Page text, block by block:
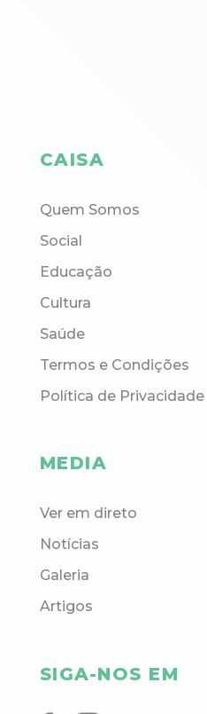
CAISA
Quem Somos
Social
Educação
Cultura
Saúde
Termos e Condições
Política de Privacidade
MEDIA
Ver em direto
Notícias
Galeria
Artigos
SIGA-NOS EM